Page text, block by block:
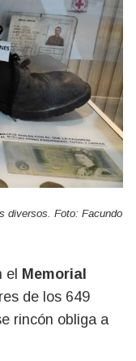
diversos. Foto: Facundo
el Memorial
de los 649
rincón obliga a